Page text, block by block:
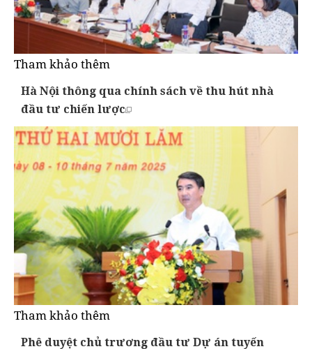
Tham khảo thêm
Hà Nội thông qua chính sách về thu hút nhà
đầu tư chiến lược
Tham khảo thêm
Phê duyệt chủ trương đầu tư Dự án tuyến